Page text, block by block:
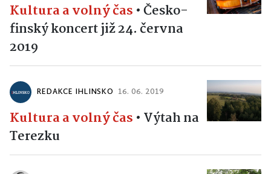
Kultura a volný čas •Česko-
finský koncert již 24. června
2019
REDAKCE IHLINSKO 16. 06. 2019
Kultura a volný čas • Výtah na
Terezku